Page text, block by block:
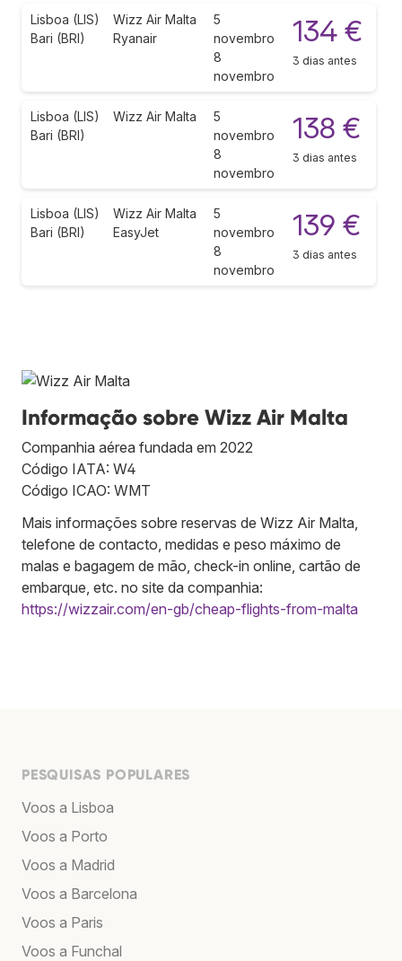
Lisboa (LIS)
Bari (BRI)
Wizz Air Malta
Ryanair
5
novembro
8
novembro
134 €
3 dias antes
Lisboa (LIS)
Bari (BRI)
Wizz Air Malta
5
novembro
8
novembro
138 €
3 dias antes
Lisboa (LIS)
Bari (BRI)
Wizz Air Malta
EasyJet
5
novembro
8
novembro
139 €
3 dias antes
Informação sobre Wizz Air Malta
Companhia aérea fundada em 2022
Código IATA: W4
Código ICAO: WMT
Mais informações sobre reservas de Wizz Air Malta,
telefone de contacto, medidas e peso máximo de
malas e bagagem de mão, check-in online, cartão de
embarque, etc. no site da companhia:
https://wizzair.com/en-gb/cheap-flights-from-malta
PESQUISAS POPULARES
Voos a Lisboa
Voos a Porto
Voos a Madrid
Voos a Barcelona
Voos a Paris
Voos a Funchal